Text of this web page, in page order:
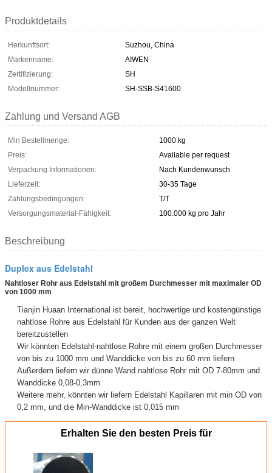
Produktdetails
Herkunftsort:
Suzhou, China
Markenname:
AIWEN
Zertifizierung:
SH
Modellnummer:
SH-SSB-S41600
Zahlung und Versand AGB
Min Bestellmenge:
1000 kg
Preis:
Available per request
Verpackung Informationen:
Nach Kundenwunsch
Lieferzeit:
30-35 Tage
Zahlungsbedingungen:
T/T
Versorgungsmaterial-Fähigkeit:
100.000 kg pro Jahr
Beschreibung
Duplex aus Edelstahl
Nahtloser Rohr aus Edelstahl mit großem Durchmesser mit maximaler OD
von 1000 mm
Tianjin Huaan International ist bereit, hochwertige und kostengünstige
nahtlose Rohre aus Edelstahl für Kunden aus der ganzen Welt
bereitzustellen
Wir könnten Edelstahl-nahtlose Rohre mit einem großen Durchmesser
von bis zu 1000 mm und Wanddicke von bis zu 60 mm liefern
Außerdem liefern wir dünne Wand nahtlose Rohr mit OD 7-80mm und
Wanddicke 0,08-0,3mm
Weitere mehr, könnten wir liefern Edelstahl Kapillaren mit min OD von
0,2 mm, und die Min-Wanddicke ist 0,015 mm
Erhalten Sie den besten Preis für